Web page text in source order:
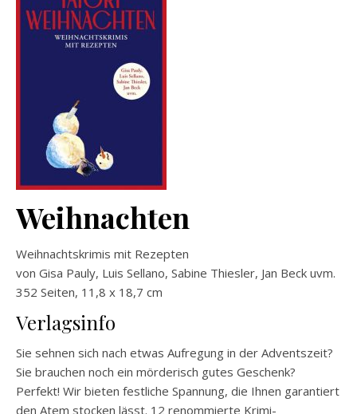
Weihnachten
Weihnachtskrimis mit Rezepten
von Gisa Pauly, Luis Sellano, Sabine Thiesler, Jan Beck uvm.
352 Seiten, 11,8 x 18,7 cm
Verlagsinfo
Sie sehnen sich nach etwas Aufregung in der Adventszeit?
Sie brauchen noch ein mörderisch gutes Geschenk?
Perfekt! Wir bieten festliche Spannung, die Ihnen garantiert
den Atem stocken lässt. 12 renommierte Krimi-